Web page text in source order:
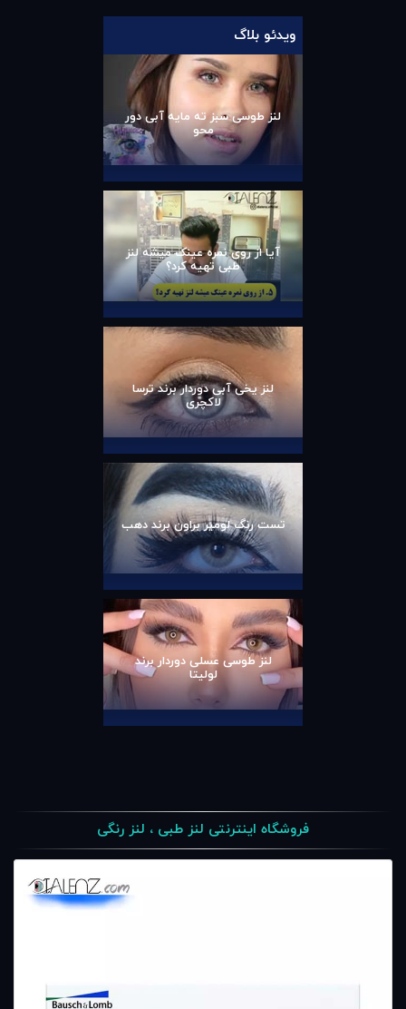
ویدئو بلاگ
لنز طوسی سبز ته مایه آبی دور
محو
آیا از روی نمره عینک میشه لنز
طبی تهیه کرد؟
لنز یخی آبی دوردار برند ترسا
لاکچری
تست رنگ لومیر براون برند دهب
لنز طوسی عسلی دوردار برند
لولیتا
فروشگاه اینترنتی لنز طبی ، لنز رنگی